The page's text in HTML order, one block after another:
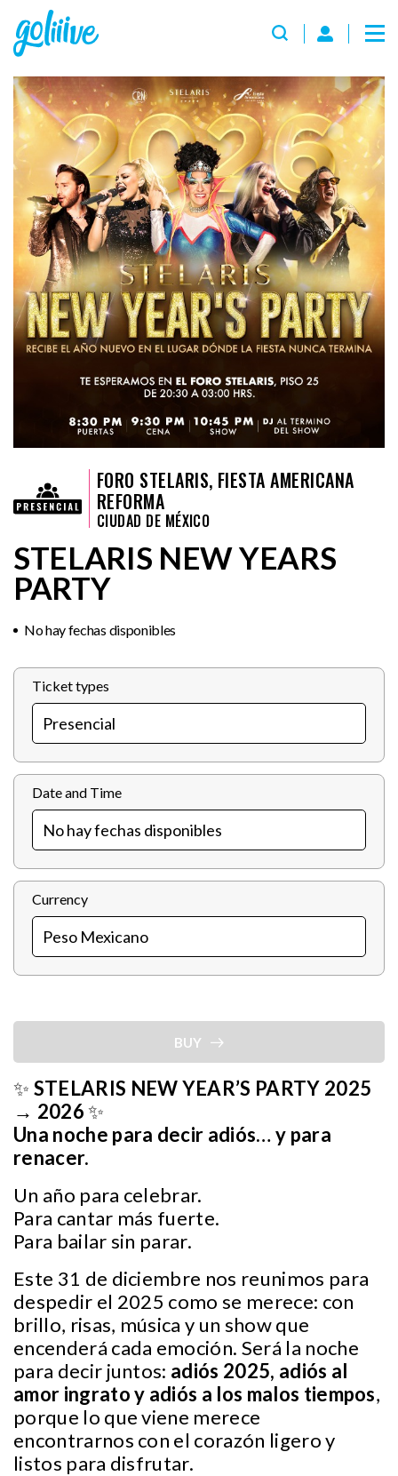
FORO STELARIS, FIESTA AMERICANA
REFORMA
CIUDAD DE MÉXICO
STELARIS NEW YEARS
PARTY
No hay fechas disponibles
Ticket types
Date and Time
Currency
BUY
✨ STELARIS NEW YEAR’S PARTY 2025
→ 2026✨
Una noche para decir adiós… y para
renacer.
Un año para celebrar.
Para cantar más fuerte.
Para bailar sin parar.
Este 31 de diciembre nos reunimos para
despedir el 2025 como se merece: con
brillo, risas, música y un show que
encenderá cada emoción. Será la noche
para decir juntos: adiós 2025, adiós al
amor ingrato y adiós a los malos tiempos,
porque lo que viene merece
encontrarnos con el corazón ligero y
listos para disfrutar.